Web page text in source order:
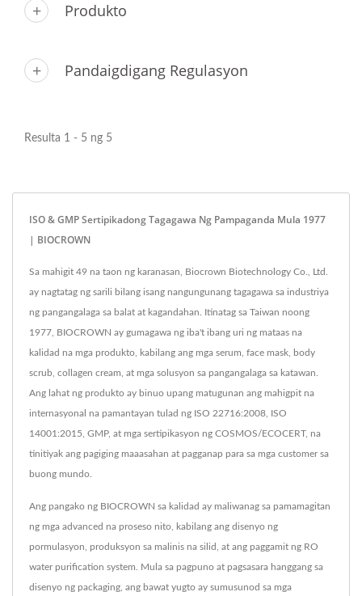
Produkto
Pandaigdigang Regulasyon
Resulta 1 - 5 ng 5
ISO & GMP Sertipikadong Tagagawa Ng Pampaganda Mula 1977
| BIOCROWN
Sa mahigit 49 na taon ng karanasan, Biocrown Biotechnology Co., Ltd.
ay nagtatag ng sarili bilang isang nangungunang tagagawa sa industriya
ng pangangalaga sa balat at kagandahan. Itinatag sa Taiwan noong
1977, BIOCROWN ay gumagawa ng iba't ibang uri ng mataas na
kalidad na mga produkto, kabilang ang mga serum, face mask, body
scrub, collagen cream, at mga solusyon sa pangangalaga sa katawan.
Ang lahat ng produkto ay binuo upang matugunan ang mahigpit na
internasyonal na pamantayan tulad ng ISO 22716:2008, ISO
14001:2015, GMP, at mga sertipikasyon ng COSMOS/ECOCERT, na
tinitiyak ang pagiging maaasahan at pagganap para sa mga customer sa
buong mundo.
Ang pangako ng BIOCROWN sa kalidad ay maliwanag sa pamamagitan
ng mga advanced na proseso nito, kabilang ang disenyo ng
pormulasyon, produksyon sa malinis na silid, at ang paggamit ng RO
water purification system. Mula sa pagpuno at pagsasara hanggang sa
disenyo ng packaging, ang bawat yugto ay sumusunod sa mga